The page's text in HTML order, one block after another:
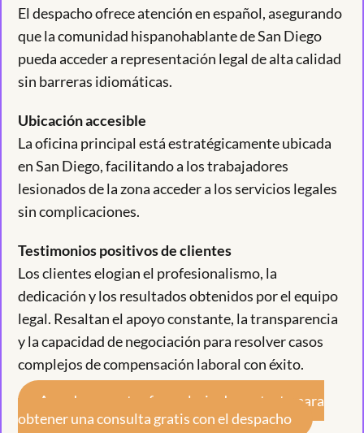
El despacho ofrece atención en español, asegurando
que la comunidad hispanohablante de San Diego
pueda acceder a representación legal de alta calidad
sin barreras idiomáticas.
Ubicación accesible
La oficina principal está estratégicamente ubicada
en San Diego, facilitando a los trabajadores
lesionados de la zona acceder a los servicios legales
sin complicaciones.
Testimonios positivos de clientes
Los clientes elogian el profesionalismo, la
dedicación y los resultados obtenidos por el equipo
legal. Resaltan el apoyo constante, la transparencia
y la capacidad de negociación para resolver casos
complejos de compensación laboral con éxito.
Accede a nuestro formulario de contacto para
obtener una consulta gratis con el despacho